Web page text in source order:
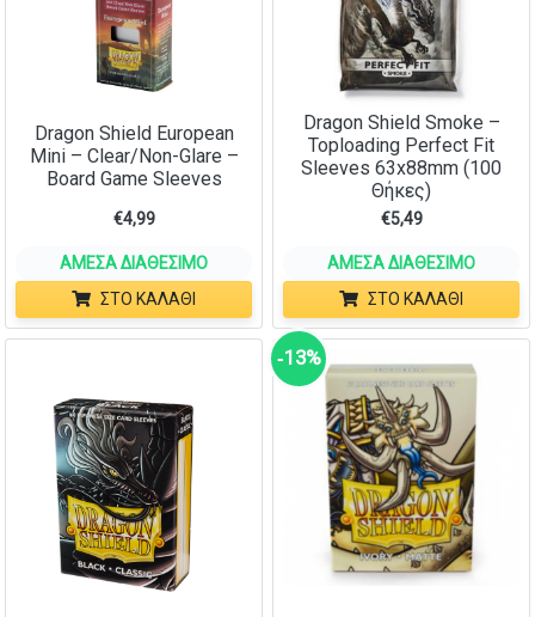
Dragon Shield European
Mini – Clear/Non-Glare –
Board Game Sleeves
€4,99
ΆΜΕΣΑ ΔΙΑΘΈΣΙΜΟ
ΣΤΟ ΚΑΛΆΘΙ
Dragon Shield Smoke –
Toploading Perfect Fit
Sleeves 63x88mm (100
Θήκες)
€5,49
ΆΜΕΣΑ ΔΙΑΘΈΣΙΜΟ
ΣΤΟ ΚΑΛΆΘΙ
‑13%